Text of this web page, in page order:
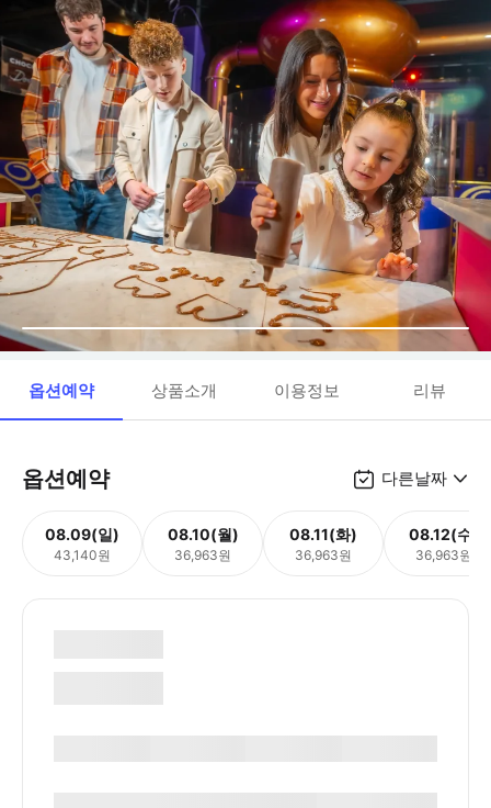
옵션예약 상품소개 이용정보 리뷰
옵션예약 다른날짜
08.09(일)
43,140원
08.10(월)
36,963원
08.11(화)
36,963원
08.12(수)
36,963원